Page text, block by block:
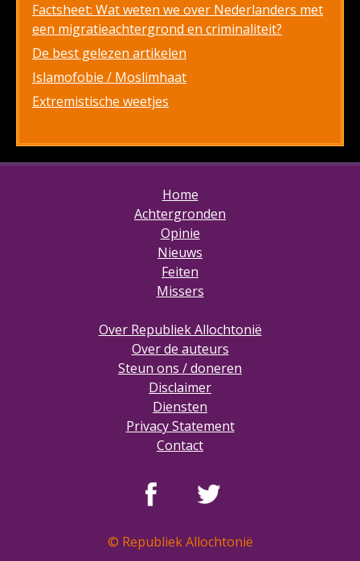
Factsheet: Wat weten we over Nederlanders met
een migratieachtergrond en criminaliteit?
De best gelezen artikelen
Islamofobie / Moslimhaat
Extremistische weetjes
Home
Achtergronden
Opinie
Nieuws
Feiten
Missers
Over Republiek Allochtonië
Over de auteurs
Steun ons / doneren
Disclaimer
Diensten
Privacy Statement
Contact
© Republiek Allochtonië